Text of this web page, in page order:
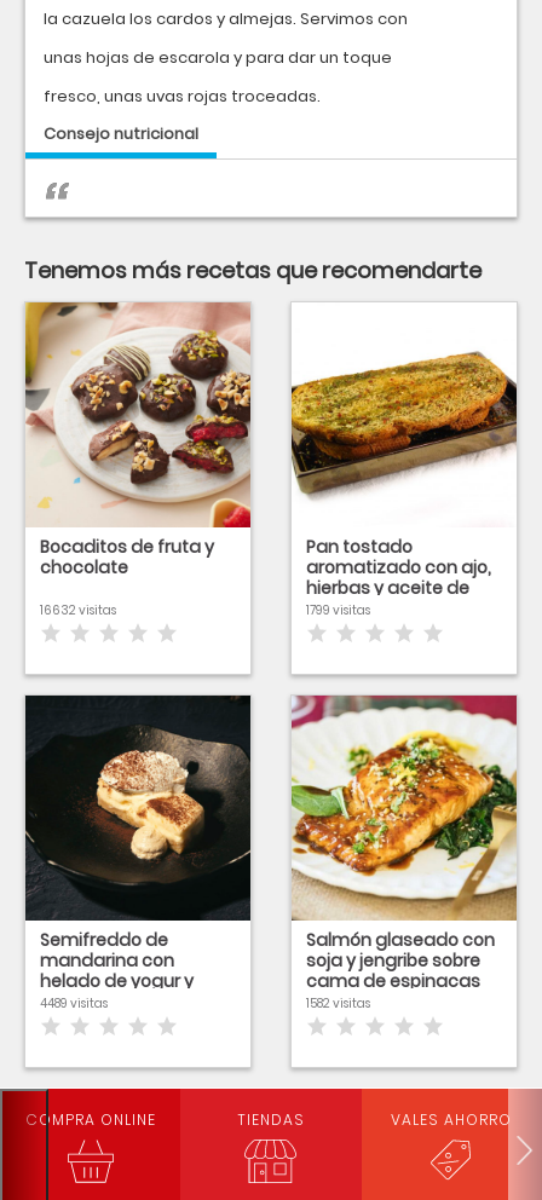
la cazuela los cardos y almejas. Servimos con
unas hojas de escarola y para dar un toque
fresco, unas uvas rojas troceadas.
Consejo nutricional
Tenemos más recetas que recomendarte
Bocaditos de fruta y
chocolate
16632 visitas
Pan tostado
aromatizado con ajo,
hierbas y aceite de
oliva
1799 visitas
Semifreddo de
mandarina con
helado de yogur y
espuma de ron
4489 visitas
Salmón glaseado con
soja y jengribe sobre
cama de espinacas
1582 visitas
COMPRA ONLINE TIENDAS VALES AHORRO